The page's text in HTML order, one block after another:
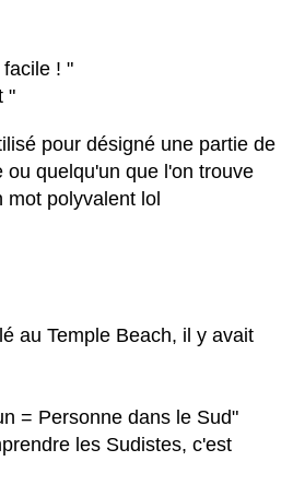
! "
"
pour désigné une partie de
ou quelqu'un que l'on trouve
polyvalent lol
au Temple Beach, il y avait
= Personne dans le Sud"
les Sudistes, c'est